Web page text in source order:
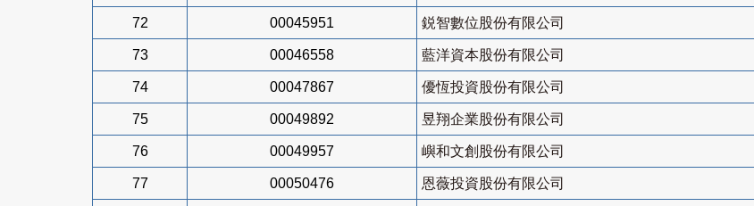
72 00045951 鋭智數位股份有限公司
73 00046558 藍洋資本股份有限公司
74 00047867 優恆投資股份有限公司
75 00049892 昱翔企業股份有限公司
76 00049957 嶼和文創股份有限公司
77 00050476 恩薇投資股份有限公司